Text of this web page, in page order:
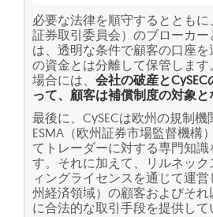
必要な法律を順守するとともに
証券取引委員会）のブローカー
は、透明な条件で顧客の口座
の資金とは分離して保管しま
場合には、 会社の破産と
って、顧客は補償制度の対象
最後に、CySECは欧州の規制機
ESMA（欧州証券市場監督機構
てトレーダーに対する専門知識
す。それに加えて、リルネッ
ィングライセンスを通じて運営
州経済領域）の顧客およびそ
に合法的な取引手段を提供して